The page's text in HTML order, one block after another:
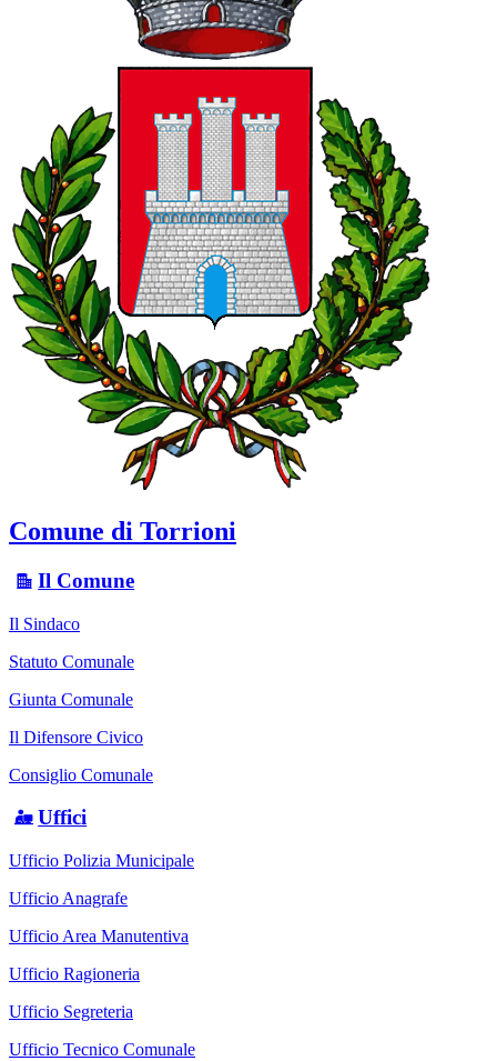
Comune di Torrioni
Il Comune
Il Sindaco
Statuto Comunale
Giunta Comunale
Il Difensore Civico
Consiglio Comunale
Uffici
Ufficio Polizia Municipale
Ufficio Anagrafe
Ufficio Area Manutentiva
Ufficio Ragioneria
Ufficio Segreteria
Ufficio Tecnico Comunale